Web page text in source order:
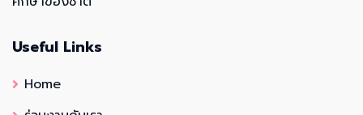
Useful Links
Home